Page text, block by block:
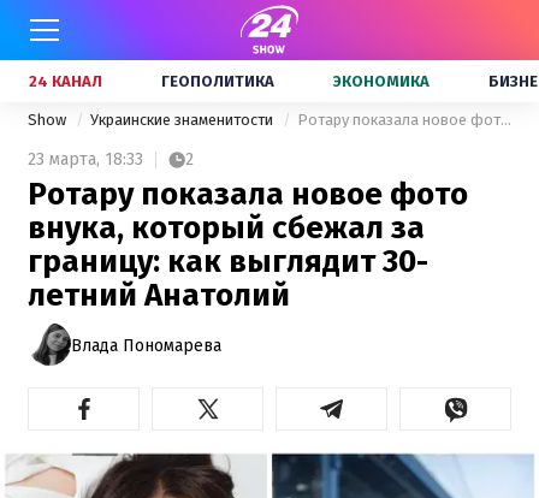
24 КАНАЛ ГЕОПОЛИТИКА ЭКОНОМИКА
Show Украинские знаменитости Ротару показала новое фото внука, который сбежал за границу: как выглядит 30-летний Анатолий
23 марта, 18:33 2
Ротару показала новое фото
внука, который сбежал за
границу: как выглядит 30-
летний Анатолий
Влада Пономарева